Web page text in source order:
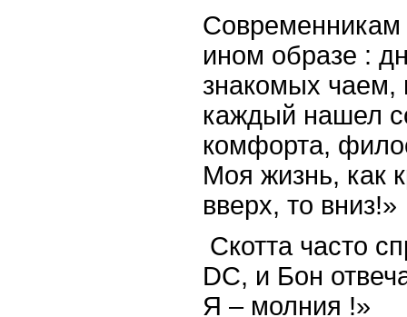
Современникам
ином образе :
знакомых чаем,
каждый нашел
комфорта,
Моя жизнь, как
вверх, то вниз!»
Скотта часто
DC, и Бон
Я – молния !»